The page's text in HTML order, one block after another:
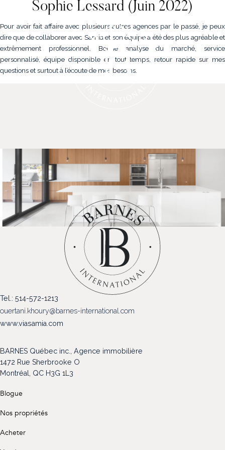
NOTRE FAMILLE
CONTACT
(514) 572-1213
ÊTRE CONTACTÉ(E)
Sophie Lessard (Juin 2022)
Pour avoir fait affaire avec plusieurs autres agences par le passé, je peux
dire que de collaborer avec Samia et son équipe a été des plus agréable et
extrêmement professionnel. Bonne analyse du marché, service
personnalisé, équipe disponible en tout temps, retour rapide sur mes
questions et surtout à l’écoute de mes besoins.
Tel.: 514-572-1213
ouertani.khoury@barnes-international.com
www.viasamia.com
BARNES Québec inc., Agence immobilière
1472 Rue Sherbrooke O
Montréal, QC H3G 1L3
Blogue
Nos propriétés
Acheter